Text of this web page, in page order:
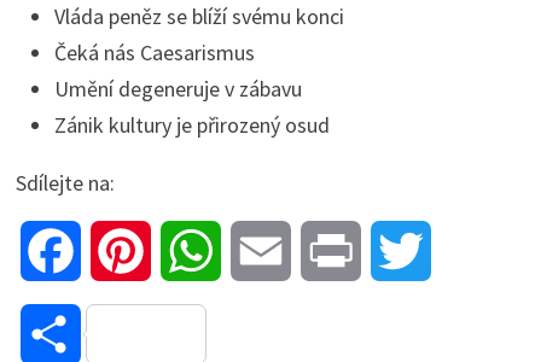
Vláda peněz se blíží svému konci
Čeká nás Caesarismus
Umění degeneruje v zábavu
Zánik kultury je přirozený osud
Sdílejte na:
a i
S